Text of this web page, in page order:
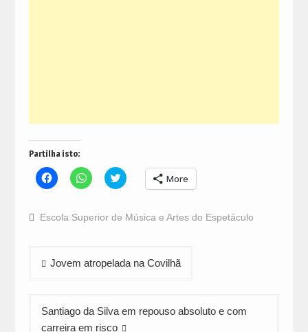
Partilha isto:
Click
to
Facebook
(Opens
Click
to
WhatsApp
(Opens
Click
to
Twitter
(Opens
More
Escola Superior de Música e Artes do Espetáculo
Navegação
Jovem atropelada na Covilhã
Santiago da Silva em repouso absoluto e com
carreira em risco